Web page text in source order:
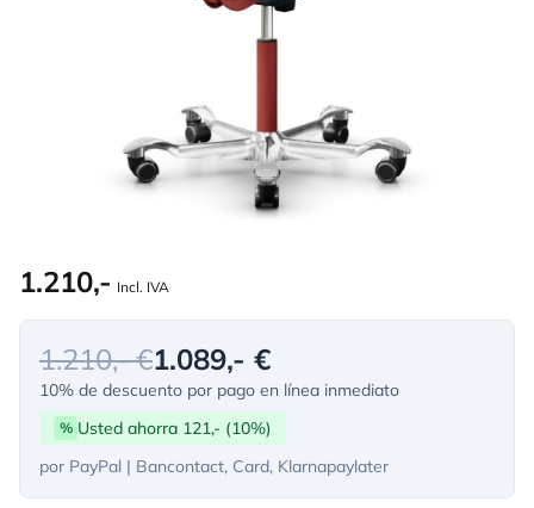
1.210,- Incl. IVA
1.210,- €1.089,- €
10% de descuento por pago en línea inmediato
% Usted ahorra 121,- (10%)
por PayPal | Bancontact, Card, Klarnapaylater